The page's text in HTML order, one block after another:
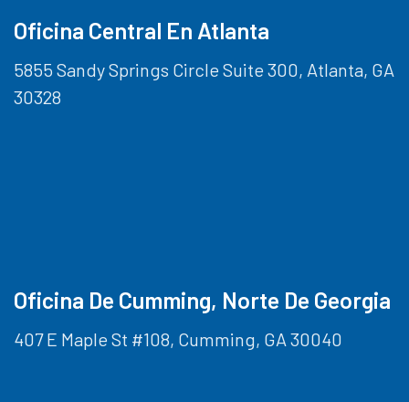
Oficina Central En Atlanta
5855 Sandy Springs Circle Suite 300, Atlanta, GA
30328
Oficina De Cumming, Norte De Georgia
407 E Maple St #108, Cumming, GA 30040